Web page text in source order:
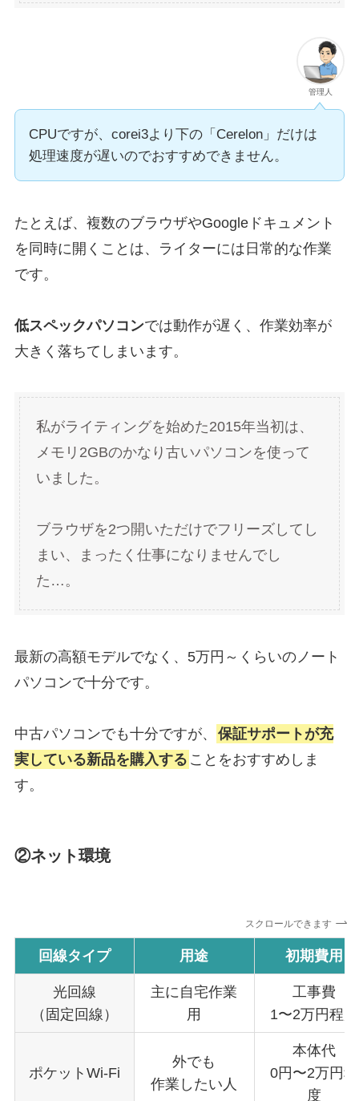
管理人
CPUですが、corei3より下の「Cerelon」だけは
処理速度が遅いのでおすすめできません。
たとえば、複数のブラウザやGoogleドキュメント
を同時に開くことは、ライターには日常的な作業
です。
低スペックパソコンでは動作が遅く、作業効率が
大きく落ちてしまいます。
私がライティングを始めた2015年当初は、
メモリ2GBのかなり古いパソコンを使って
いました。
ブラウザを2つ開いただけでフリーズしてし
まい、まったく仕事になりませんでし
た…。
最新の高額モデルでなく、5万円～くらいのノート
パソコンで十分です。
中古パソコンでも十分ですが、
保証サポートが充
実している新品を購入する ことをおすすめしま
す。
②ネット環境
スクロールできます
回線タイプ 用途 初期費用
光回線
（固定回線）
主に自宅作業
用
工事費
1〜2万円程度
ポケットWi-Fi
外でも
作業したい人
本体代
0円〜2万円程
度